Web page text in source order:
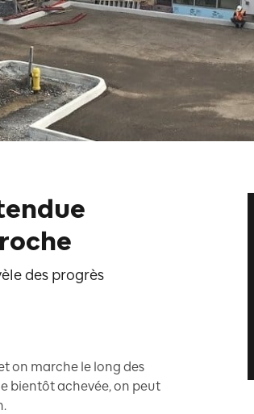
des progrès
on marche le long des
bientôt achevée, on peut